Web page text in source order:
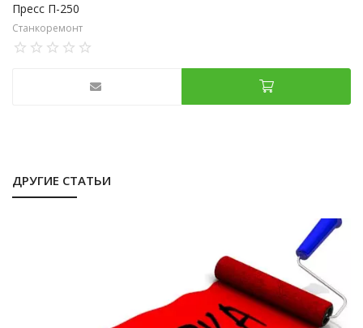
Пресс П-250
Станкоремонт
ДРУГИЕ СТАТЬИ